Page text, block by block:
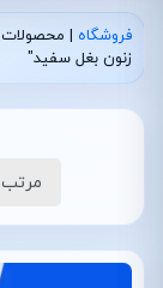
فروشگاه | محصولات
زنون بغل سفید"